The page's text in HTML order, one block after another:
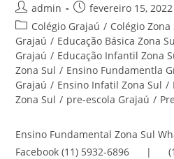
Autor
do
post:
admin
Post
publicado:
fevereiro 15, 2022
Categoria
do
post:
Colégio Grajaú / Colégio Zona
Grajaú / Educação Básica Zona
Grajaú / Educação Infantil Zona
Zona Sul / Ensino Fundamentla
Grajaú / Ensino Infatil Zona Sul /
Zona Sul / pre-escola Grajaú /
Ensino Fundamental Zona Sul
Facebook (11) 5932-6896 |